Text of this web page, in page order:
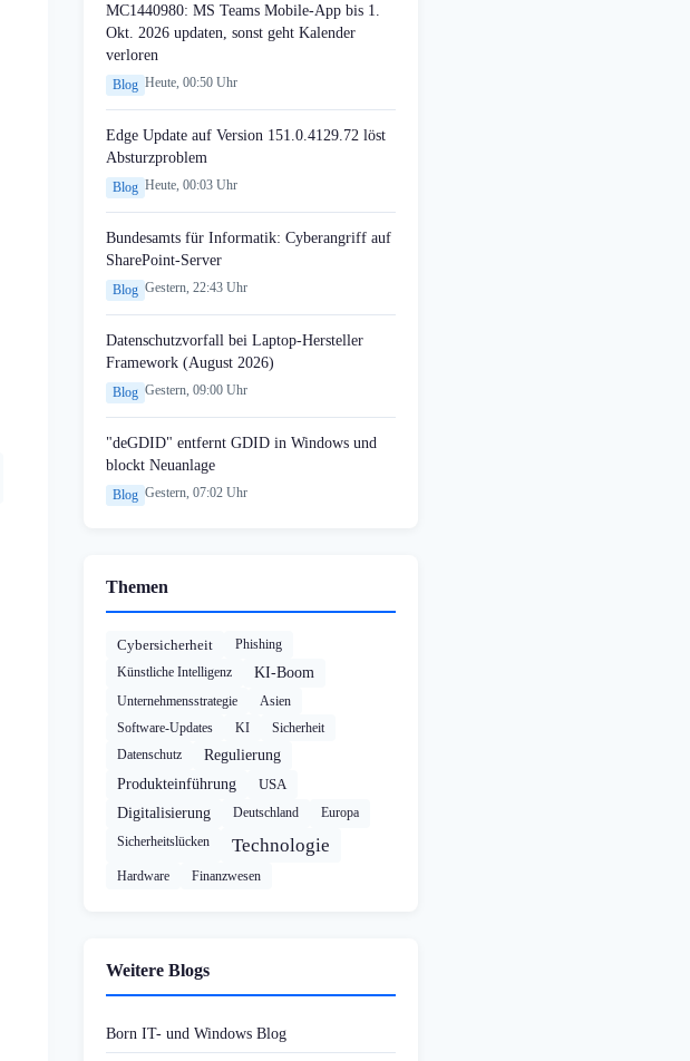
MC1440980: MS Teams Mobile-App bis 1.
Okt. 2026 updaten, sonst geht Kalender
verloren
Blog Heute, 00:50 Uhr
Edge Update auf Version 151.0.4129.72 löst
Absturzproblem
Blog Heute, 00:03 Uhr
Bundesamts für Informatik: Cyberangriff auf
SharePoint-Server
Blog Gestern, 22:43 Uhr
Datenschutzvorfall bei Laptop-Hersteller
Framework (August 2026)
Blog Gestern, 09:00 Uhr
"deGDID" entfernt GDID in Windows und
blockt Neuanlage
Blog Gestern, 07:02 Uhr
Themen
Cybersicherheit
Phishing
Künstliche Intelligenz
KI-Boom
Unternehmensstrategie
Asien
Software-Updates
KI
Sicherheit
Datenschutz
Regulierung
Produkteinführung
USA
Digitalisierung
Deutschland
Europa
Sicherheitslücken
Technologie
Hardware Finanzwesen
Weitere Blogs
Born IT- und Windows Blog